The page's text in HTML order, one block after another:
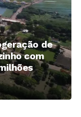
de
com